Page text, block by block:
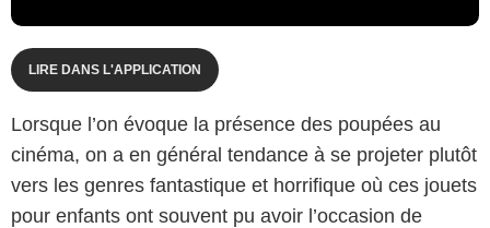
LIRE DANS L'APPLICATION
Lorsque l’on évoque la présence des poupées au
cinéma, on a en général tendance à se projeter plutôt
vers les genres fantastique et horrifique où ces jouets
pour enfants ont souvent pu avoir l’occasion de